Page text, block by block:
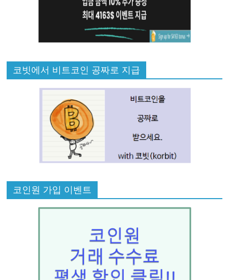
코빗에서 비트코인 공짜로 지급
코인원 가입 이벤트